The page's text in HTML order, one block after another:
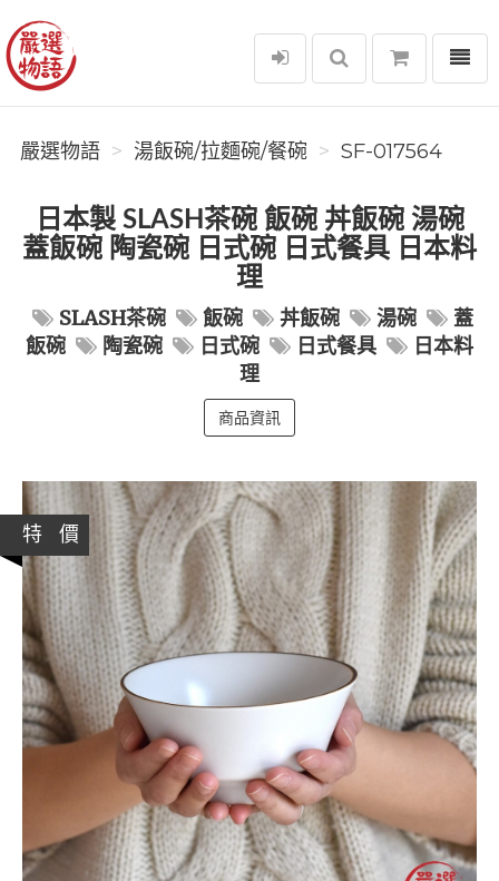
嚴選物語
選單
嚴選物語 湯飯碗/拉麵碗/餐碗 SF-017564
日本製 SLASH茶碗 飯碗 丼飯碗 湯碗
蓋飯碗 陶瓷碗 日式碗 日式餐具 日本料
理
SLASH茶碗 飯碗 丼飯碗 湯碗
蓋
飯碗
陶瓷碗 日式碗 日式餐具
日本料
理
商品資訊
特 價